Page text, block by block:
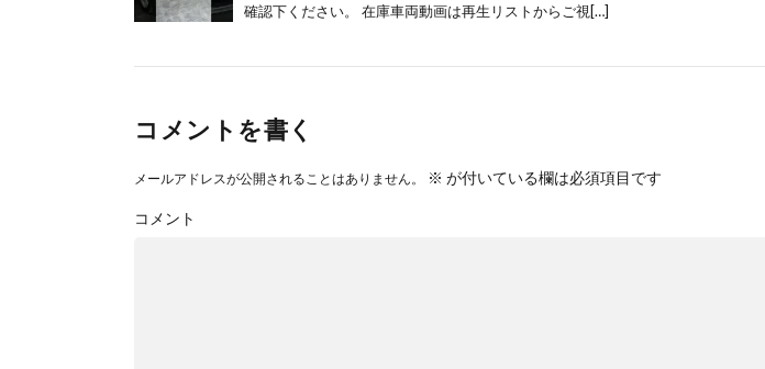
確認下ください。 在庫車両動画は再生リストからご視[…]
コメントを書く
メールアドレスが公開されることはありません。 ※ が付いている欄は必須項目です
コメント